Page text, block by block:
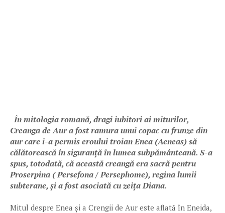
În mitologia romană, dragi iubitori ai miturilor,
Creanga de Aur a fost ramura unui copac cu frunze din
aur care i-a permis eroului troian Enea (Aeneas) să
călătorească în siguranță în lumea subpământeană. S-a
spus, totodată, că această creangă era sacră pentru
Proserpina ( Persefona / Persephome), regina lumii
subterane, și a fost asociată cu zeița Diana.
Mitul despre Enea și a Crengii de Aur este aflată în Eneida,